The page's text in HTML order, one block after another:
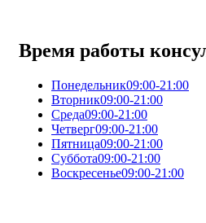
Время работы
Понедельник09:00-21:00
Вторник09:00-21:00
Среда09:00-21:00
Четверг09:00-21:00
Пятница09:00-21:00
Суббота09:00-21:00
Воскресенье09:00-21:00